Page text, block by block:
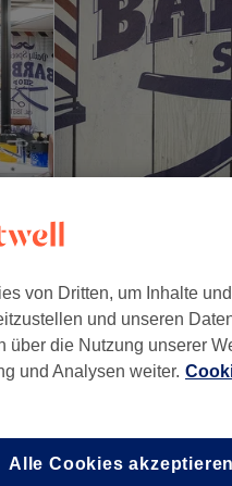
Maske
von Dritten, um Inhalte
und unseren
über die Nutzung unserer
und Analysen weiter.
Alle Cookies